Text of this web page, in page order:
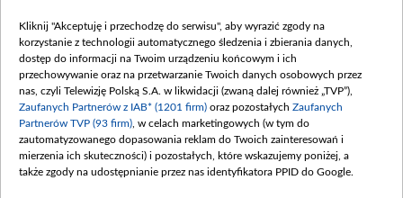
Procedura zgłoszeń wewnętrznych
Kliknij "Akceptuję i przechodzę do serwisu", aby wyrazić zgody na
korzystanie z technologii automatycznego śledzenia i zbierania danych,
dostęp do informacji na Twoim urządzeniu końcowym i ich
przechowywanie oraz na przetwarzanie Twoich danych osobowych przez
nas, czyli Telewizję Polską S.A. w likwidacji (zwaną dalej również „TVP”),
Zaufanych Partnerów z IAB* (1201 firm) oraz pozostałych Zaufanych
Partnerów TVP (93 firm) , w celach marketingowych (w tym do
zautomatyzowanego dopasowania reklam do Twoich zainteresowań i
mierzenia ich skuteczności) i pozostałych, które wskazujemy poniżej, a
także zgody na udostępnianie przez nas identyfikatora PPID do Google.